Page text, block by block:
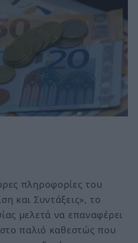
πληροφορίες του
και Συντάξεις», το
μελετά να επαναφέρει
παλιό καθεστώς που